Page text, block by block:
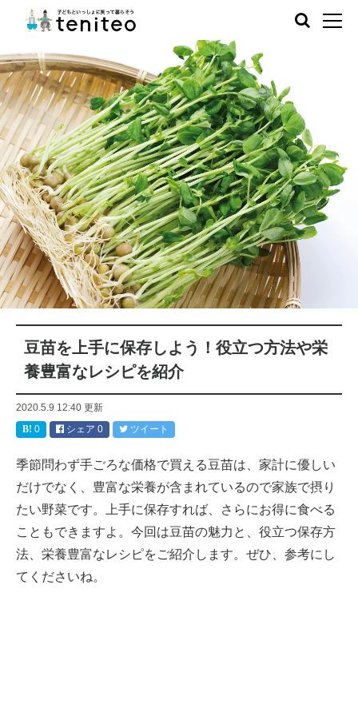
豆苗を上手に保存しよう！役立つ方法や栄
養豊富なレシピを紹介
2020.5.9 12:40 更新
0
シェア 0 ツイート
季節問わず手ごろな価格で買える豆苗は、家計に優しい
だけでなく、豊富な栄養が含まれているので家族で摂り
たい野菜です。上手に保存すれば、さらにお得に食べる
こともできますよ。今回は豆苗の魅力と、役立つ保存方
法、栄養豊富なレシピをご紹介します。ぜひ、参考にし
てくださいね。